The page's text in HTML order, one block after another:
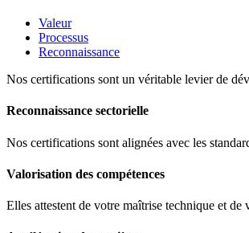
Valeur
Processus
Reconnaissance
Nos certifications sont un véritable levier de
Reconnaissance sectorielle
Nos certifications sont alignées avec les
Valorisation des compétences
Elles attestent de votre maîtrise technique et de